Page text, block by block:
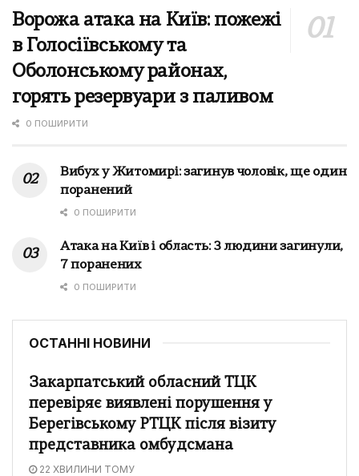
Ворожа атака на Київ: пожежі
в Голосіївському та
Оболонському районах,
горять резервуари з паливом
0 ПОШИРИТИ
Вибух у Житомирі: загинув чоловік, ще один
поранений
0 ПОШИРИТИ
Атака на Київ і область: 3 людини загинули,
7 поранених
0 ПОШИРИТИ
ОСТАННІ НОВИНИ
Закарпатський обласний ТЦК
перевіряє виявлені порушення у
Берегівському РТЦК після візиту
представника омбудсмана
22 ХВИЛИНИ ТОМУ